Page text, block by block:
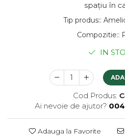
spațiu în
Tip produs::
Compozitie::
IN
Cod Produs:
Ai nevoie de ajutor?
Adauga la Favorite